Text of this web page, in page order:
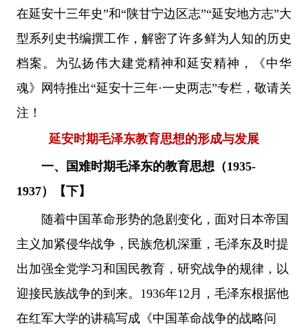
在延安十三年史”和“陕甘宁边区志”“延安地方志”大
型系列史书编撰工作，解密了许多鲜为人知的历史
档案。为弘扬伟大建党精神和延安精神，《中华
魂》网特推出“延安十三年·一史两志”专栏，敬请关
注！
延安时期毛泽东教育思想的形成与发展
一、国难时期毛泽东的教育思想（1935-
1937）
【下】
随着中国革命形势的急剧变化，面对日本帝国
主义加紧侵华战争，民族危机深重，毛泽东及时提
出加强全党学习和国民教育，研究战争的规律，以
迎接民族战争的到来。1936年12月，毛泽东根据他
在红军大学的讲稿写成《中国革命战争的战略问